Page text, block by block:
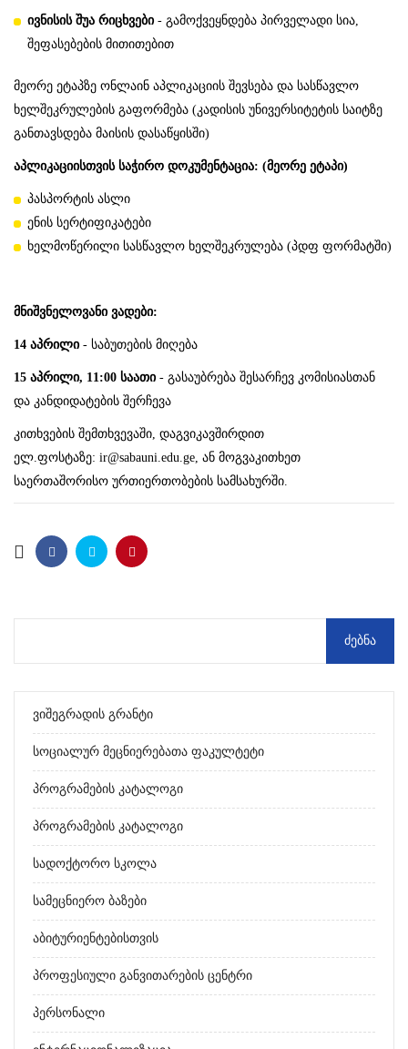
ივნისის შუა რიცხვები - გამოქვეყნდება პირველადი სია,
შეფასებების მითითებით
მეორე ეტაპზე ონლაინ აპლიკაციის შევსება და სასწავლო
ხელშეკრულების გაფორმება (კადისის უნივერსიტეტის საიტზე
განთავსდება მაისის დასაწყისში)
აპლიკაციისთვის საჭირო დოკუმენტაცია: (მეორე ეტაპი)
პასპორტის ასლი
ენის სერტიფიკატები
ხელმოწერილი სასწავლო ხელშეკრულება (პდფ ფორმატში)
მნიშვნელოვანი ვადები:
14 აპრილი - საბუთების მიღება
15 აპრილი, 11:00 საათი - გასაუბრება შესარჩევ კომისიასთან
და კანდიდატების შერჩევა
კითხვების შემთხვევაში, დაგვიკავშირდით
ელ.ფოსტაზე: ir@sabauni.edu.ge, ან მოგვაკითხეთ
საერთაშორისო ურთიერთობების სამსახურში.
Ვიშეგრადის Გრანტი
Სოციალურ Მეცნიერებათა Ფაკულტეტი
Პროგრამების Კატალოგი
Პროგრამების Კატალოგი
Სადოქტორო Სკოლა
Სამეცნიერო Ბაზები
Აბიტურიენტებისთვის
Პროფესიული Განვითარების Ცენტრი
Პერსონალი